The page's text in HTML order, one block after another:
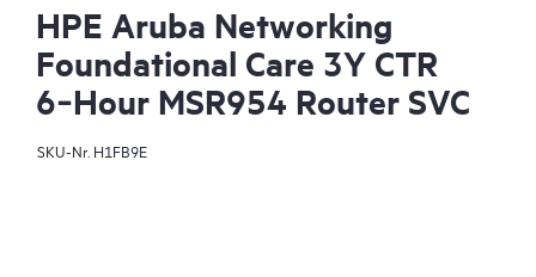
HPE Aruba Networking
Foundational Care 3Y CTR
6‑Hour MSR954 Router SVC
SKU-Nr. H1FB9E